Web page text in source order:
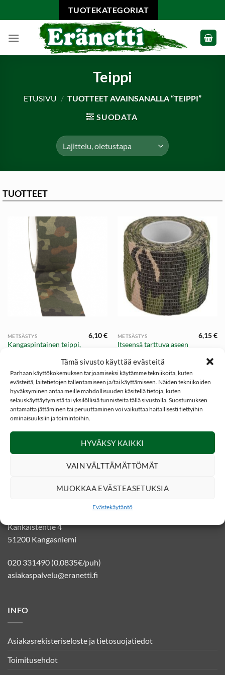
Tämä sivusto käyttää evästeitä
Parhaan käyttökokemuksen tarjoamiseksi käytämme tekniikoita, kuten
evästeitä, laitetietojen tallentamiseen ja/tai käyttämiseen. Näiden tekniikoiden
hyväksyminen antaa meille mahdollisuuden käsitellä tietoja, kuten
selauskäyttäytymistä tai yksilöllisiä tunnisteita tällä sivustolla. Suostumuksen
antamatta jättäminen tai peruuttaminen voi vaikuttaa haitallisesti tiettyihin
ominaisuuksiin ja toimintoihin.
HYVÄKSY KAIKKI
VAIN VÄLTTÄMÄTTÖMÄT
MUOKKAA EVÄSTEASETUKSIA
Evästekäytäntö
to
TUOTEKATEGORIAT
Teippi
ETUSIVU / TUOTTEET AVAINSANALLA “TEIPPI”
SUODATA
TUOTTEET
METSÄSTYS
Kangaspintainen teippi,
6,10€ METSÄSTYS
Itseensä tarttuva aseen
Woodland Camo
6,15€
SOSIAALINEN MEDIA
YHTEYSTIEDOT
Kankaistentie 4
51200 Kangasniemi
020 331490 (0,0835€/puh)
asiakaspalvelu@eranetti.fi
INFO
Asiakasrekisteriseloste ja tietosuojatiedot
Toimitusehdot